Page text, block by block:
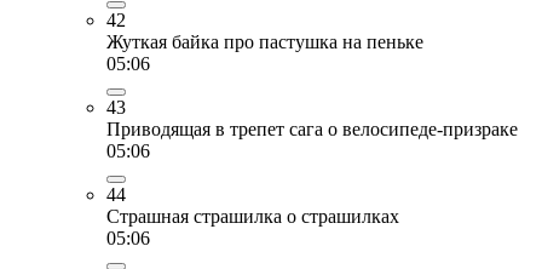
42
Жуткая байка про пастушка на пеньке
05:06
43
Приводящая в трепет сага о велосипеде-призраке
05:06
44
Страшная страшилка о страшилках
05:06